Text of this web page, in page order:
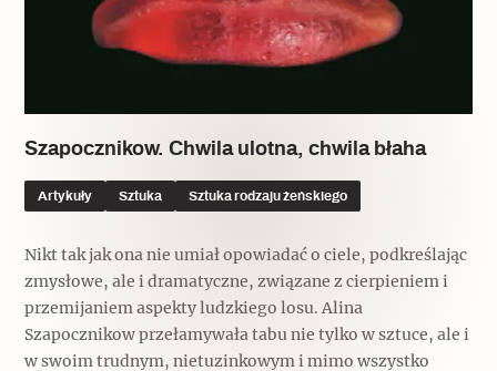
Wskazówki idą w dobrą stronę
Varia
Popularne
Memento dla modernizmu
Zabytek niejedno ma imię
Szapocznikow. Chwila ulotna, chwila błaha
Artykuły Sztuka Sztuka rodzaju żeńskiego
Nikt tak jak ona nie umiał opowiadać o ciele, podkreślając
zmysłowe, ale i dramatyczne, związane z cierpieniem i
przemijaniem aspekty ludzkiego losu. Alina
Szapocznikow przełamywała tabu nie tylko w sztuce, ale i
w swoim trudnym, nietuzinkowym i mimo wszystko